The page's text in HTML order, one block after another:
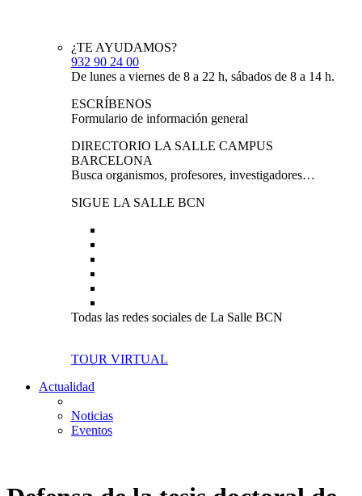
¿TE AYUDAMOS?
932 90 24 00
De lunes a viernes de 8 a 22 h, sábados de 8 a 14 h.
ESCRÍBENOS
Formulario de información general
DIRECTORIO LA SALLE CAMPUS
BARCELONA
Busca organismos, profesores, investigadores…
SIGUE LA SALLE BCN
Todas las redes sociales de La Salle BCN
TOUR VIRTUAL
Actualidad
Noticias
Eventos